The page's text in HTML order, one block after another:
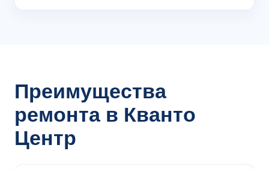
Преимущества
ремонта в Кванто
Центр